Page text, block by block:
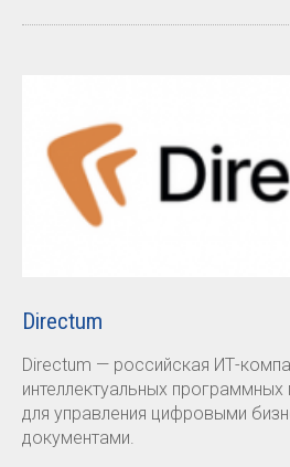
Directum
Directum — российская ИТ-
интеллектуальных
для управления цифровыми
документами.